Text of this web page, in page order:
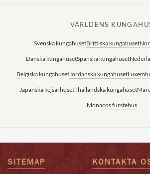
VÄRLDENS
Svenska kungahusetBrittiska kungahuset
Danska kungahusetSpanska kungahuset
Belgiska kungahusetJordanska kungahuset
Japanska kejsarhusetThailändska kungahuset
Monacos furstehus
SITEMAP KONTAKTA